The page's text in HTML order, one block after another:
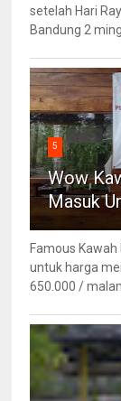
setelah Hari
Bandung 2
5
Wow
Masuk
Famous
untuk harga
650.000 /